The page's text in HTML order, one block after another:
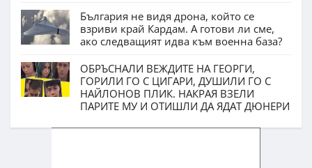
България не видя дрона, който се
взриви край Кардам. А готови ли сме,
ако следващият идва към военна база?
ОБРЪСНАЛИ ВЕЖДИТЕ НА ГЕОРГИ,
ГОРИЛИ ГО С ЦИГАРИ, ДУШИЛИ ГО С
НАЙЛОНОВ ПЛИК. НАКРАЯ ВЗЕЛИ
ПАРИТЕ МУ И ОТИШЛИ ДА ЯДАТ ДЮНЕРИ